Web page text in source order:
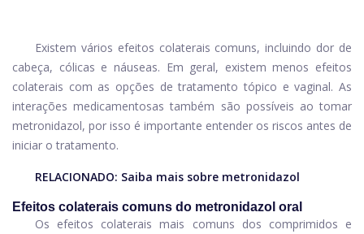
Existem vários efeitos colaterais comuns, incluindo dor de
cabeça, cólicas e náuseas. Em geral, existem menos efeitos
colaterais com as opções de tratamento tópico e vaginal. As
interações medicamentosas também são possíveis ao tomar
metronidazol, por isso é importante entender os riscos antes de
iniciar o tratamento.
RELACIONADO: Saiba mais sobre metronidazol
Efeitos colaterais comuns do metronidazol oral
Os efeitos colaterais mais comuns dos comprimidos e